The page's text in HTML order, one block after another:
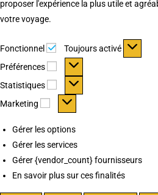
proposer l'expérience la plus utile et
votre voyage.
Fonctionnel Fonctionnel
Toujours activé
Préférences
Préférences
Statistiques Statistiques
Marketing Marketing
Gérer les options
Gérer les services
Gérer {vendor_count} fournisseurs
En savoir plus sur ces finalités